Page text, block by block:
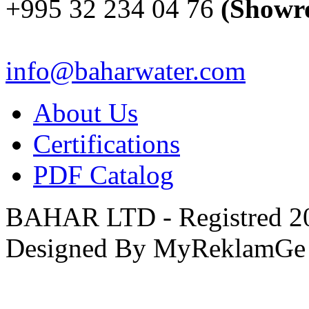
+995 32 234 04 76
info@baharwater.com
About Us
Certifications
PDF Catalog
BAHAR LTD - Registred
Designed By MyReklamGe